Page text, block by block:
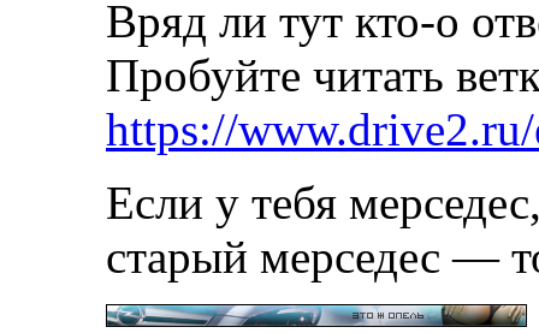
Вряд ли тут кто-о
Пробуйте читать
https://
Если у тебя
старый мерседес —